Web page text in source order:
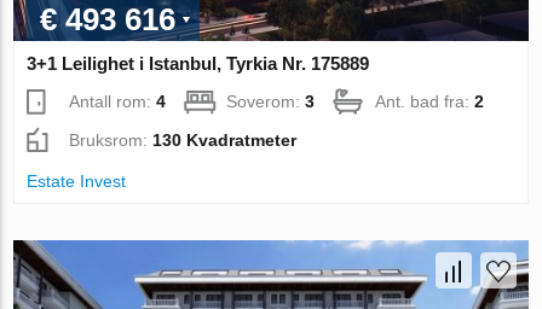
€ 493 616
3+1 Leilighet i Istanbul, Tyrkia Nr. 175889
Antall rom:4 Soverom:3 Ant. bad fra:2
Bruksrom: 130 Kvadratmeter
Estate Invest